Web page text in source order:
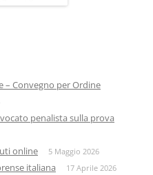
– Convegno per Ordine
penalista sulla prova
online 5 Maggio 2026
italiana 17 Aprile 2026